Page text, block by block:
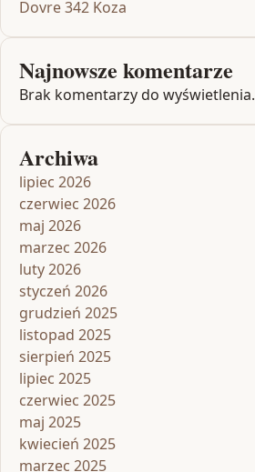
Dovre 342 Koza
Najnowsze komentarze
Brak komentarzy do wyświetlenia.
Archiwa
lipiec 2026
czerwiec 2026
maj 2026
marzec 2026
luty 2026
styczeń 2026
grudzień 2025
listopad 2025
sierpień 2025
lipiec 2025
czerwiec 2025
maj 2025
kwiecień 2025
marzec 2025